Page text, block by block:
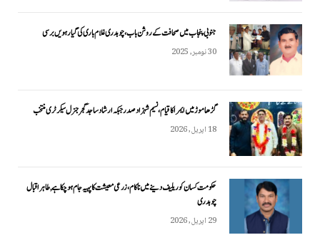
جنوبی پنجاب میں صحافت کے روشن باب، چوہدری غلام باری کی گیارہویں برسی
30 نومبر, 2025
گڑھاموڑ میں ایمرا کا قیام، نسیم شہزاد صدر جبکہ ارشاد ساجد گجر جنرل سیکرٹری منتخب
18 اپریل, 2026
حکومت کسان کو ریلیف دینے میں ناکام، زرعی معیشت کا پہیہ جام ہو چکا ہے, طاہر اقبال
چوہدری
29 اپریل, 2026